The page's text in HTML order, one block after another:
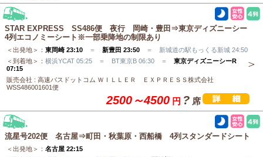
STAR EXPRESS SS486便 夜行 岡崎・豊田⇒東京ディズニーシー
4列エコノミーシート※一部乗降地の制限あり
＜出発地＞： 東岡崎 23:10 ＝ 新豊田 23:50 ＝ 新城道の駅もっくる新城 24:50
＜到着地＞： 横浜YCAT 05:25 ＝ BT東京B 06:30 ＝ 東京ディズニーシーR
07:15
販売会社 : 高速バスドットコム ＷＩＬＬＥＲ ＥＸＰＲＥＳＳ株式会社
WSS486001601便
2500～4500 円 ? 席
流星号202便 名古屋⇒町田・秋葉原・西船橋 4列スタンダードシート
＜出発地＞： 名古屋 22:15